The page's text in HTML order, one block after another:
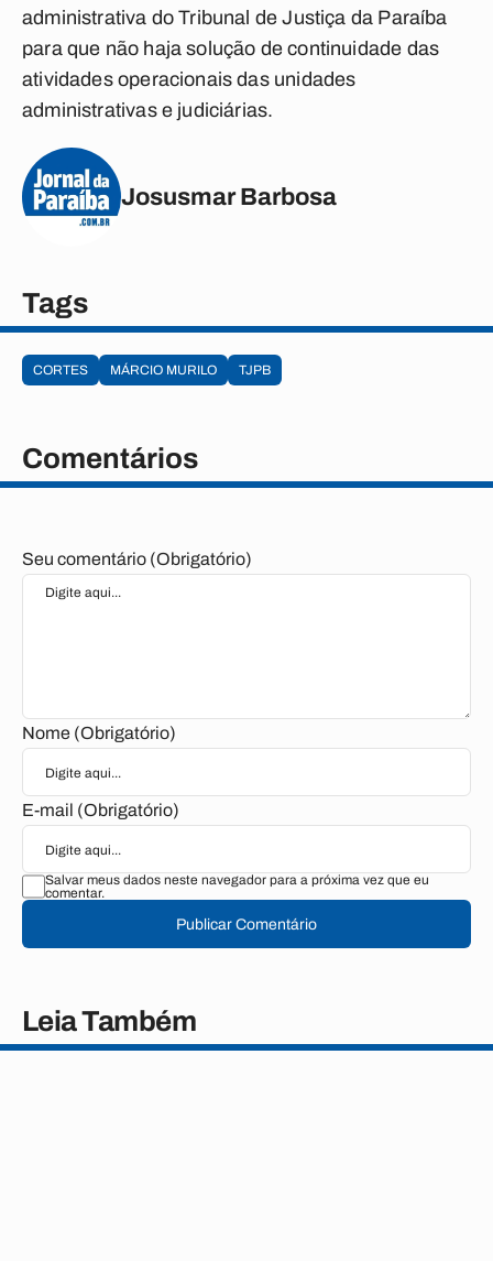
administrativa do Tribunal de Justiça da Paraíba
para que não haja solução de continuidade das
atividades operacionais das unidades
administrativas e judiciárias.
Josusmar Barbosa
Tags
CORTES MÁRCIO MURILO TJPB
Comentários
Seu comentário (Obrigatório)
Nome (Obrigatório)
E-mail (Obrigatório)
Salvar meus dados neste navegador para a próxima vez que eu
comentar.
Publicar Comentário
Leia Também